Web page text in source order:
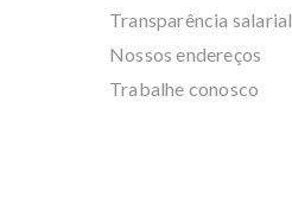
Transparência salarial
Nossos endereços
Trabalhe conosco